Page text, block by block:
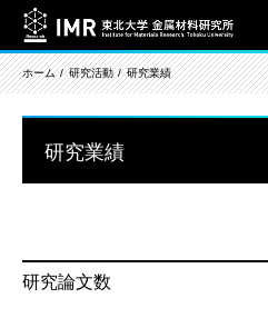
ホーム 研究活動 研究業績
研究業績
研究論文数